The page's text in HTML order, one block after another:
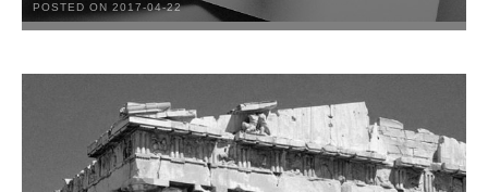
POSTED ON 2017-04-22